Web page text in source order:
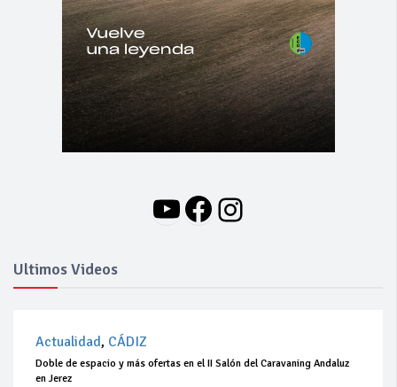
YouTube
Facebook
Instagram
Ultimos Videos
Actualidad, CÁDIZ
Doble de espacio y más ofertas en el II Salón del Caravaning Andaluz
en Jerez